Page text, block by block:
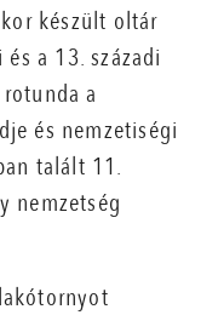
készült oltár
a 13. századi
a
és nemzetiségi
talált 11.
nemzetség